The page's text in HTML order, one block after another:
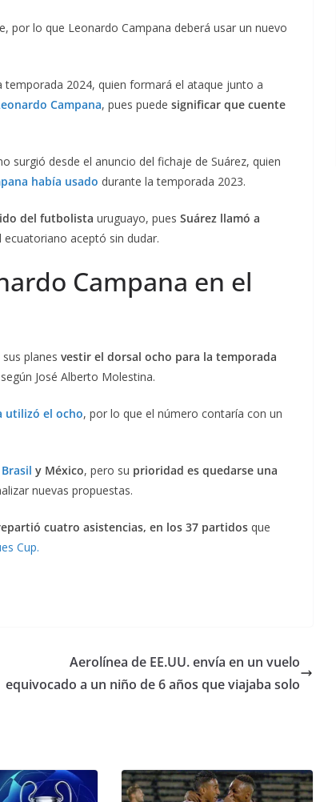
por lo que Leonardo Campana deberá usar un nuevo
temporada 2024, quien formará el ataque junto a
Campana, pues puede significar que cuente
surgió desde el anuncio del fichaje de Suárez, quien
había usado durante la temporada 2023.
del futbolista uruguayo, pues Suárez llamó a
ecuatoriano aceptó sin dudar.
Campana en el
planes vestir el dorsal ocho para la temporada
José Alberto Molestina.
utilizó el ocho, por lo que el número contaría con un
y México, pero su prioridad es quedarse una
nuevas propuestas.
cuatro asistencias, en los 37 partidos que
Cup.
Aerolínea de EE.UU. envía en un vuelo
equivocado a un niño de 6 años que viajaba solo